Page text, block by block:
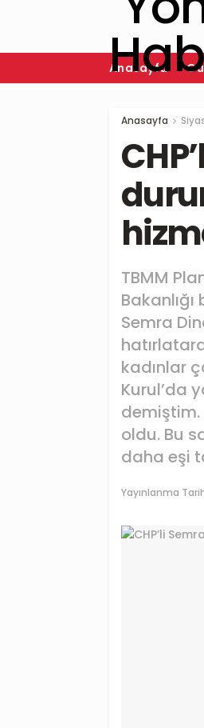
Anasayfa
Anasayfa
TBMM
Semra
kadınlar
Kurul’da
demiştim.
oldu. Bu
daha eşi
Yayınlanma